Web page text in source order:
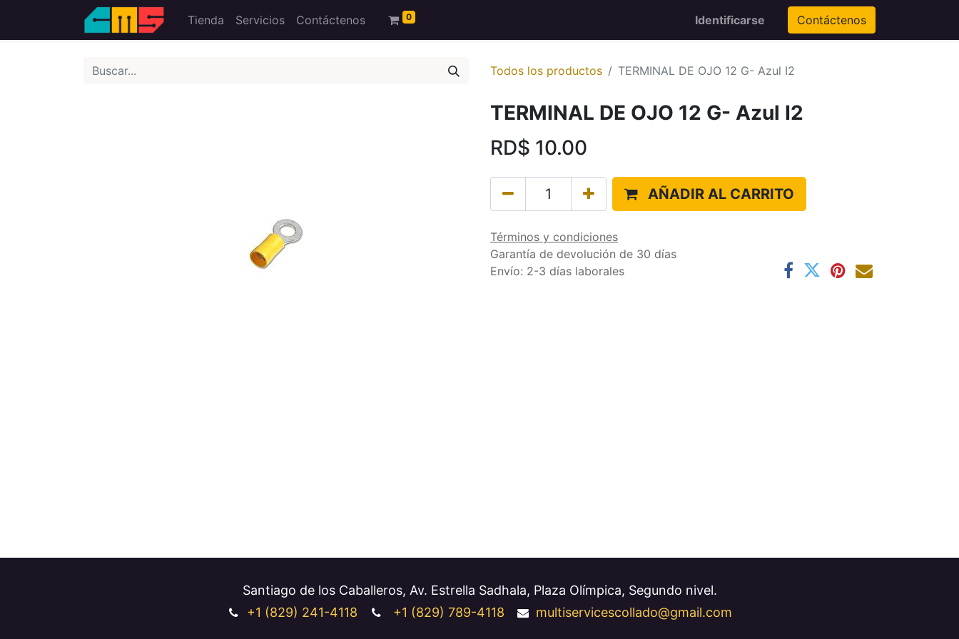
Tienda Servicios Contáctenos 0 Identificarse Contáctenos
Todos los productos TERMINAL DE OJO 12 G- Azul I2
TERMINAL DE OJO 12 G- Azul I2
RD$ 10.00
AÑADIR AL CARRITO
Términos y condiciones
Garantía de devolución de 30 días
Envío: 2-3 días laborales
Santiago de los Caballeros, Av. Estrella Sadhala, Plaza Olímpica, Segundo nivel.
+1 (829) 241-4118 +1 (829) 789-4118 multiservicescollado@gmail.com